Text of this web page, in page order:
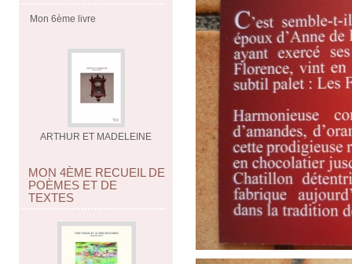
Mon 6ème livre
ARTHUR ET MADELEINE
MON 4ÈME RECUEIL DE
POÈMES ET DE
TEXTES